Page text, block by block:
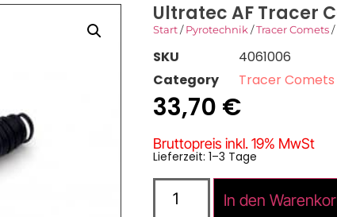
Ultratec AF Tracer
Start/Pyrotechnik /Tracer Comets/
SKU
4061006
Category
Tracer Comets
33,70 €
Bruttopreis inkl. 19% MwSt
Lieferzeit: 1–3 Tage
In den